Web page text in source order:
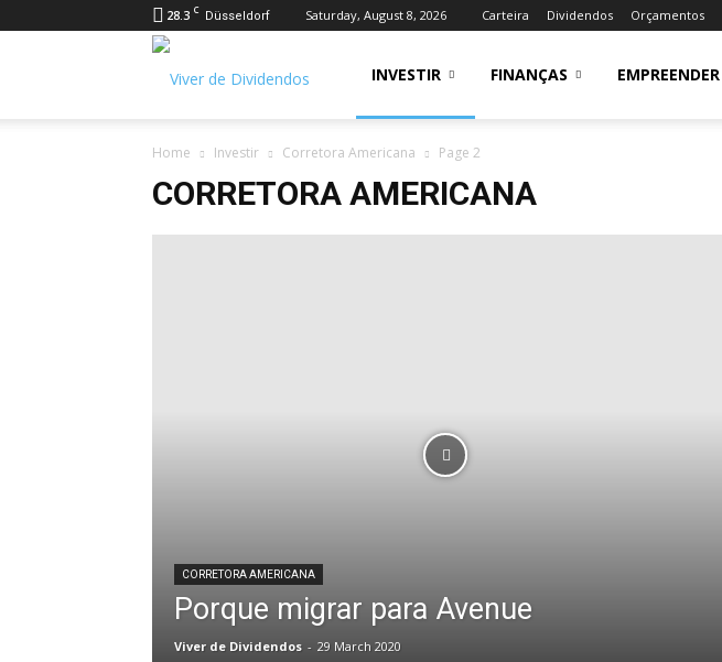
28.3 C Düsseldorf Saturday, August 8, 2026 Carteira Dividendos Orçamentos
de
INVESTIR FINANÇAS EMPREENDER
Home Investir Corretora Americana Page 2
CORRETORA AMERICANA
CORRETORA AMERICANA
Porque migrar para Avenue
Viver de Dividendos - 29 March 2020